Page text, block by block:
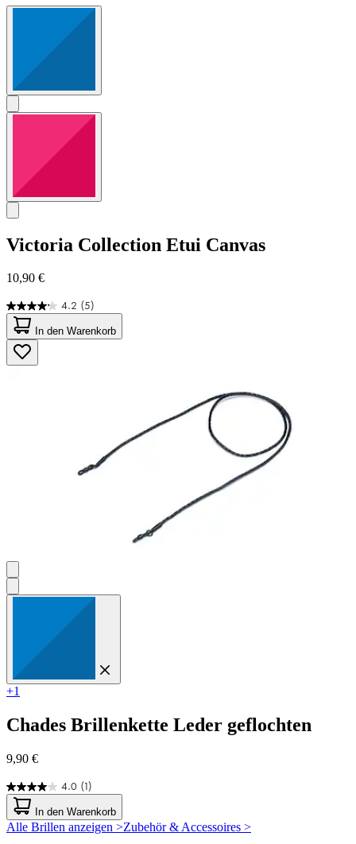
Victoria Collection Etui Canvas
10,90 €
4.2 (5)
4.2
von
5
Sternen.
5
In den Warenkorb
+1
Chades Brillenkette Leder geflochten
9,90 €
4.0 (1)
4.0
von
5
Sternen.
In den Warenkorb
Alle Brillen anzeigen >Zubehör & Accessoires >